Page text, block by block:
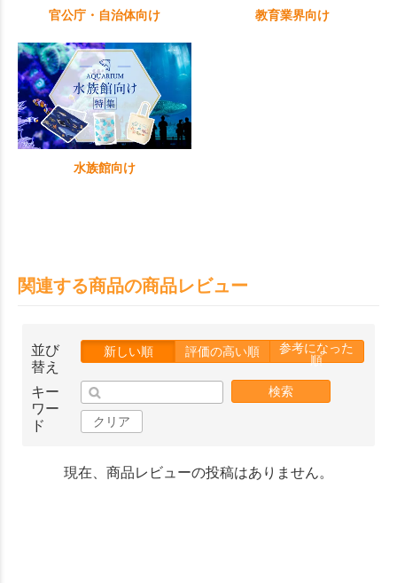
官公庁・自治体向け 教育業界向け
水族館向け
関連する商品の商品レビュー
並び
替え
新しい順 評価の高い順
参考になった
順
キー
ワー
ド
検索
クリア
現在、商品レビューの投稿はありません。